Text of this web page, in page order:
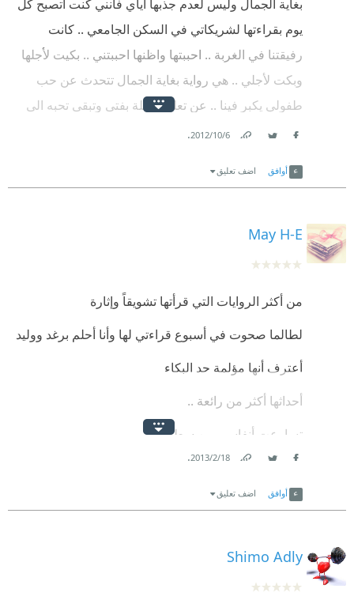
ولا اعبا بذلك
فقط انا اراها انسانيا
فكيف اغفل عن
احاسيسها المتدفقه بين الشطور
وتاره تضحك ملء القلب
الا انها مربكه
وانهت كل شىء بفصل واحد
لم اجد النهايه واقعيه
فاحيانا من كثره الاحزان
نفقد معنى السعاده
بغاية الجمال وليس لعدم جذبها اياي فأنني كنت اتصبح كل
يوم بقراءتها لشريكاتي في السكن الجامعي .. كانت
رفيقتنا في الغربة .. احببتها واظنها احببتني .. بكيت لأجلها
وبكت لأجلي .. هي رواية بغاية الجمال تتحدث عن حب
طفولي يكبر فينا .. عن تعلق طفلة بفتى وتبقى تحبه الى
ان يكبر ويبعد عنها .. هي تجهل سبب البعد وهو لا يستطيع
في طفولتها .. انها يتيمة وهو كافلها ومتكفل بها .. ولكن
6‏/10‏/2012
.
أوافق اضف تعليق
May H-E
من أكثر الروايات التي قرأتها تشويقاً وإثارة
لطالما صحوت في أسبوع قراءتي لها وأنا أحلم برغد ووليد
أعترف أنها مؤلمة حد البكاء
أحداثها أكثر من رائعة ..
تسارعت أنفاسي بين سطورها
لتضع كل يوم في طريقه عائقاً جديداً يشتته ويفرق بين
تمنيت إنهاءها في جلسة واحدة .. إلا أن ظروفي العاثرة
حالت دون ذلك
18‏/2‏/2013
.
أوافق اضف تعليق
Shimo Adly